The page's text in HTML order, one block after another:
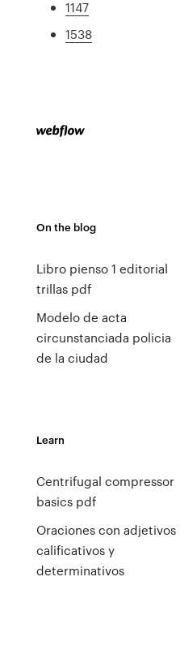
1147
1538
On the blog
Libro pienso 1 editorial
trillas pdf
Modelo de acta
circunstanciada policia
de la ciudad
Learn
Centrifugal compressor
basics pdf
Oraciones con adjetivos
calificativos y
determinativos